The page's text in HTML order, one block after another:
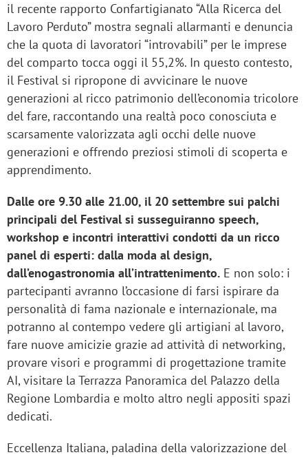
il recente rapporto Confartigianato “Alla Ricerca del
Lavoro Perduto” mostra segnali allarmanti e denuncia
che la quota di lavoratori “introvabili” per le imprese
del comparto tocca oggi il 55,2%. In questo contesto,
il Festival si ripropone di avvicinare le nuove
generazioni al ricco patrimonio dell’economia tricolore
del fare, raccontando una realtà poco conosciuta e
scarsamente valorizzata agli occhi delle nuove
generazioni e offrendo preziosi stimoli di scoperta e
apprendimento.
Dalle ore 9.30 alle 21.00, il 20 settembre sui palchi
principali del Festival si susseguiranno speech,
workshop e incontri interattivi condotti da un ricco
panel di esperti: dalla moda al design,
dall’enogastronomia all’intrattenimento. E non solo: i
partecipanti avranno l’occasione di farsi ispirare da
personalità di fama nazionale e internazionale, ma
potranno al contempo vedere gli artigiani al lavoro,
fare nuove amicizie grazie ad attività di networking,
provare visori e programmi di progettazione tramite
AI, visitare la Terrazza Panoramica del Palazzo della
Regione Lombardia e molto altro negli appositi spazi
dedicati.
Eccellenza Italiana, paladina della valorizzazione del